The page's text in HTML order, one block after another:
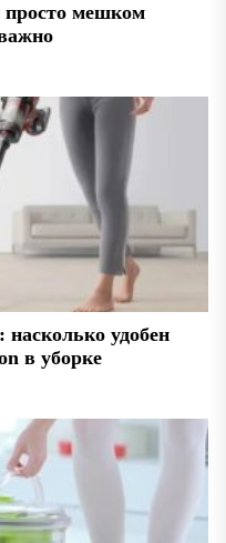
просто мешком
насколько удобен
в уборке